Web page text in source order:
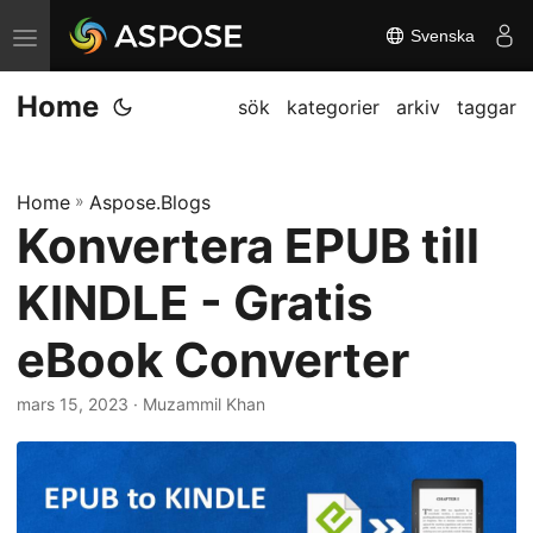
V
ä
x
n
a
i
a
t
i
Svenska
Home sök kategorier arkiv taggar
Home » Aspose.Blogs
Konvertera EPUB till
KINDLE - Gratis
eBook Converter
mars 15, 2023 · Muzammil Khan